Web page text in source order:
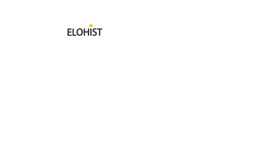
Elohist-
Home
Submit